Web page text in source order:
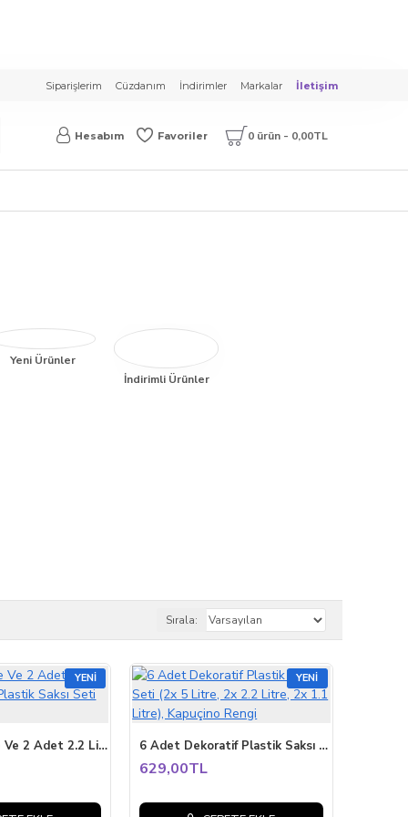
Siparişlerim Cüzdanım İndirimler Markalar İletişim
Hesabım Favoriler 0 ürün - 0,00TL
Yeni Ürünler
İndirimli Ürünler
Sırala:
YENI
2 Adet 5 Litre Ve 2 Adet 2.2 Litre Dekoratif Plastik Saksı Seti kapuçino rengi
YENI
6 Adet Dekoratif Plastik Saksı Seti (2x 5 Litre, 2x 2.2 Litre, 2x 1.1 Litre), Kapuçino Rengi
629,00TL